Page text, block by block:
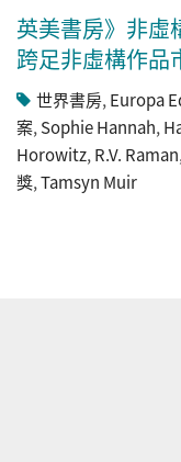
英美書房》非虛
跨足非虛構作品
世界書房, Europa
案, Sophie Hannah,
Horowitz, R.V. Raman,
獎,Tamsyn Muir